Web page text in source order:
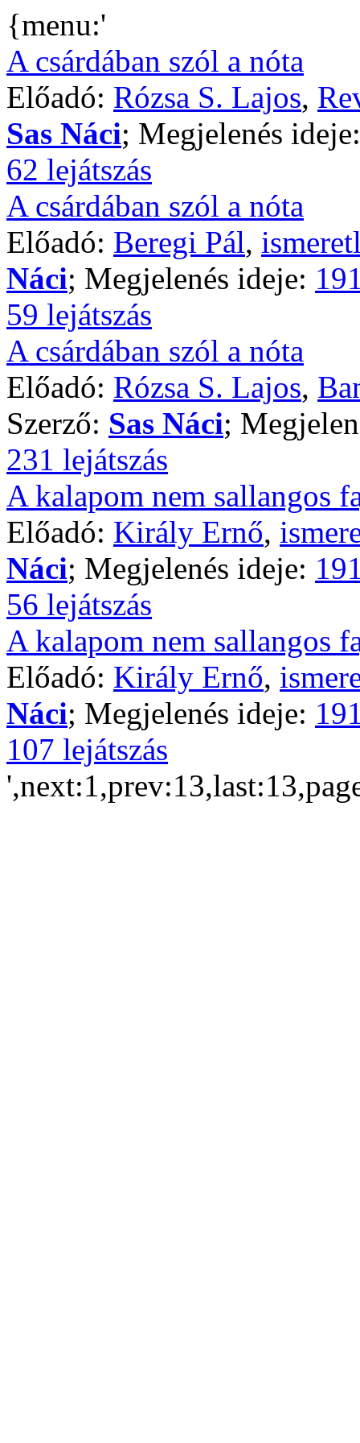
{menu:'
A csárdában szól a nóta
Előadó: Rózsa S. Lajos,
Sas Náci; Megjelenés
62 lejátszás
A csárdában szól a nóta
Előadó: Beregi Pál,
Náci; Megjelenés ideje:
59 lejátszás
A csárdában szól a nóta
Előadó: Rózsa S. Lajos,
Szerző: Sas Náci;
231 lejátszás
A kalapom nem sallangos
Előadó: Király Ernő,
Náci; Megjelenés ideje:
56 lejátszás
A kalapom nem sallangos
Előadó: Király Ernő,
Náci; Megjelenés ideje:
107 lejátszás